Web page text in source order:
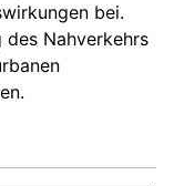
bei.
Nahverkehrs